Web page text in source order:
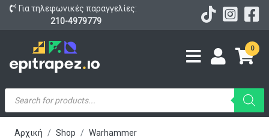
Για τηλεφωνικές παραγγελίες:
210-4979779
0
Products
search
Αρχική Shop
Warhammer